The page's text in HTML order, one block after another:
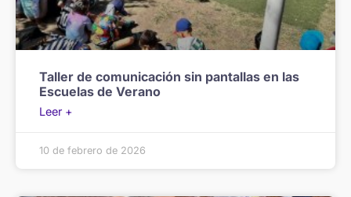
Taller de comunicación sin pantallas en las
Escuelas de Verano
Leer +
10 de febrero de 2026